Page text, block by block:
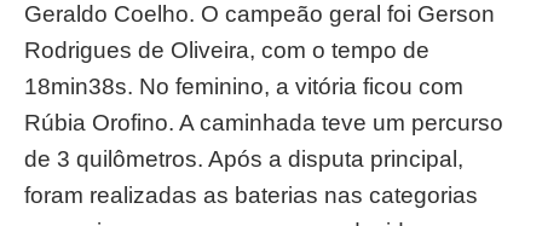
Geraldo Coelho. O campeão geral foi Gerson
Rodrigues de Oliveira, com o tempo de
18min38s. No feminino, a vitória ficou com
Rúbia Orofino. A caminhada teve um percurso
de 3 quilômetros. Após a disputa principal,
foram realizadas as baterias nas categorias